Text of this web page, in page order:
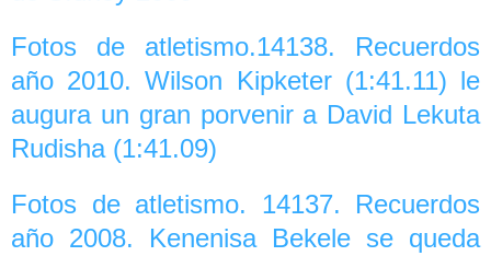
Fotos de atletismo.14138. Recuerdos
año 2010. Wilson Kipketer (1:41.11) le
augura un gran porvenir a David Lekuta
Rudisha (1:41.09)
Fotos de atletismo. 14137. Recuerdos
año 2008. Kenenisa Bekele se queda